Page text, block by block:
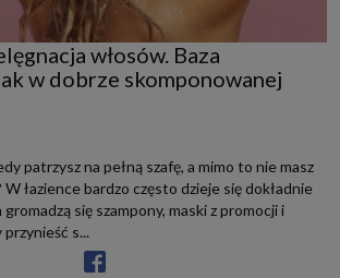
włosów. Baza
w dobrze skomponowanej
patrzysz na pełną szafę, a mimo to nie masz
W łazience bardzo często dzieje się dokładnie
się szampony, maski z promocji i
s...